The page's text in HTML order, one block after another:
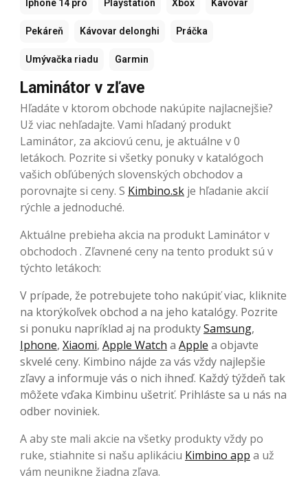
Iphone 14 pro Playstation Xbox Kávovar
Pekáreň Kávovar delonghi Práčka
Umývačka riadu Garmin
Laminátor v zľave
Hľadáte v ktorom obchode nakúpite najlacnejšie?
Už viac nehľadajte. Vami hľadaný produkt
Laminátor, za akciovú cenu, je aktuálne v 0
letákoch. Pozrite si všetky ponuky v katalógoch
vašich obľúbených slovenských obchodov a
porovnajte si ceny. S Kimbino.sk je hľadanie akcií
rýchle a jednoduché.
Aktuálne prebieha akcia na produkt Laminátor v
obchodoch . Zľavnené ceny na tento produkt sú v
týchto letákoch:
V prípade, že potrebujete toho nakúpiť viac, kliknite
na ktorýkoľvek obchod a na jeho katalógy. Pozrite
si ponuku napríklad aj na produktySamsung,
Iphone, Xiaomi, Apple Watch a Apple a objavte
skvelé ceny. Kimbino nájde za vás vždy najlepšie
zľavy a informuje vás o nich ihneď. Každý týždeň tak
môžete vďaka Kimbinu ušetriť. Prihláste sa u nás na
odber noviniek.
A aby ste mali akcie na všetky produkty vždy po
ruke, stiahnite si našu aplikáciu Kimbino app a už
vám neunikne žiadna zľava.